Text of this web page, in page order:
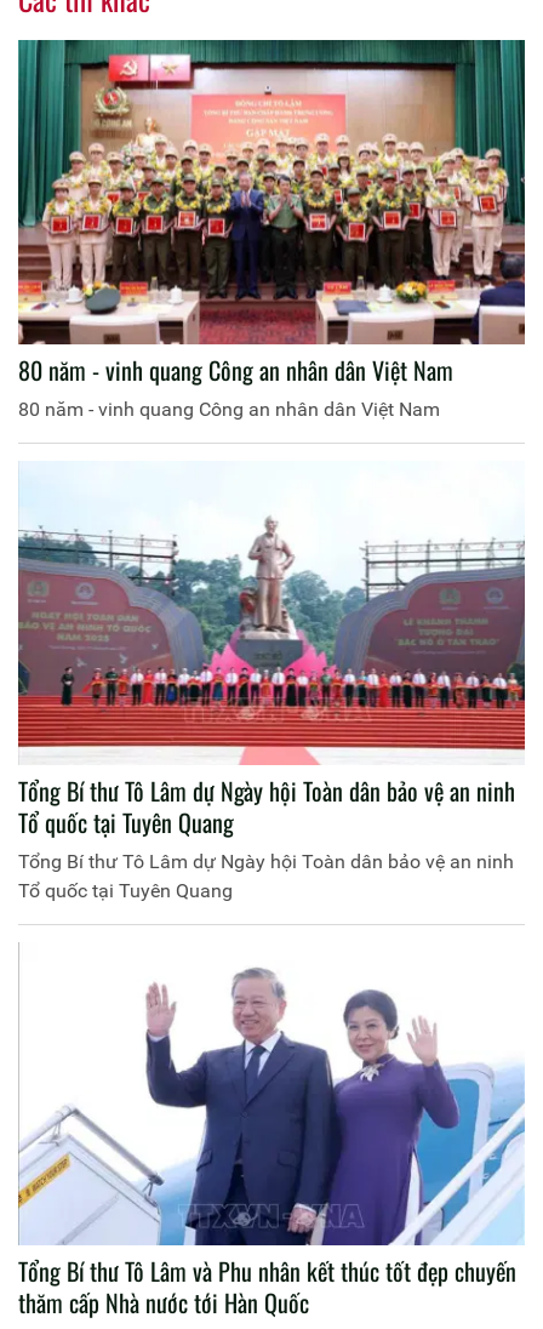
80 năm - vinh quang Công an nhân dân Việt Nam
80 năm - vinh quang Công an nhân dân Việt Nam
Tổng Bí thư Tô Lâm dự Ngày hội Toàn dân bảo vệ an ninh
Tổ quốc tại Tuyên Quang
Tổng Bí thư Tô Lâm dự Ngày hội Toàn dân bảo vệ an ninh
Tổ quốc tại Tuyên Quang
Tổng Bí thư Tô Lâm và Phu nhân kết thúc tốt đẹp chuyến
thăm cấp Nhà nước tới Hàn Quốc